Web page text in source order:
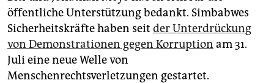
öffentliche Unterstützung bedankt. Simbabwes
Sicherheitskräfte haben seit der Unterdrückung
von Demonstrationen gegen Korruption am 31.
Juli eine neue Welle von
Menschenrechtsverletzungen gestartet.